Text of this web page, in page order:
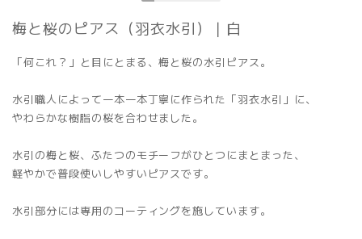
梅と桜のピアス（羽衣水引）｜白
「何これ？」と目にとまる、梅と桜の水引ピアス。
水引職人によって一本一本丁寧に作られた「羽衣水引」に、
やわらかな樹脂の桜を合わせました。
水引の梅と桜、ふたつのモチーフがひとつにまとまった、
軽やかで普段使いしやすいピアスです。
水引部分には専用のコーティングを施しています。